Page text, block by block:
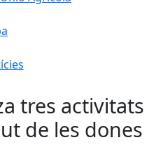
tres activitats
de les dones